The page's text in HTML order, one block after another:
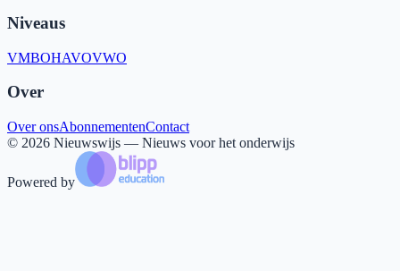
Niveaus
VMBOHAVOVWO
Over
Over onsAbonnementenContact
© 2026 Nieuwswijs — Nieuws voor het onderwijs
Powered by